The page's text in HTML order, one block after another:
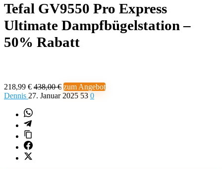
Tefal GV9550 Pro Express
Ultimate Dampfbügelstation –
50% Rabatt
218,99 € 438,00 € zum Angebot
Dennis 27. Januar 2025 53 0